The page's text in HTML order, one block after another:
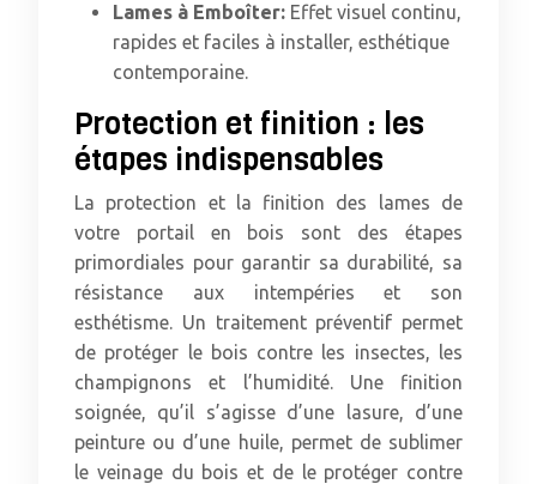
Lames à Emboîter: Effet visuel continu,
rapides et faciles à installer, esthétique
contemporaine.
Protection et finition : les
étapes indispensables
La protection et la finition des lames de
votre portail en bois sont des étapes
primordiales pour garantir sa durabilité, sa
résistance aux intempéries et son
esthétisme. Un traitement préventif permet
de protéger le bois contre les insectes, les
champignons et l’humidité. Une finition
soignée, qu’il s’agisse d’une lasure, d’une
peinture ou d’une huile, permet de sublimer
le veinage du bois et de le protéger contre